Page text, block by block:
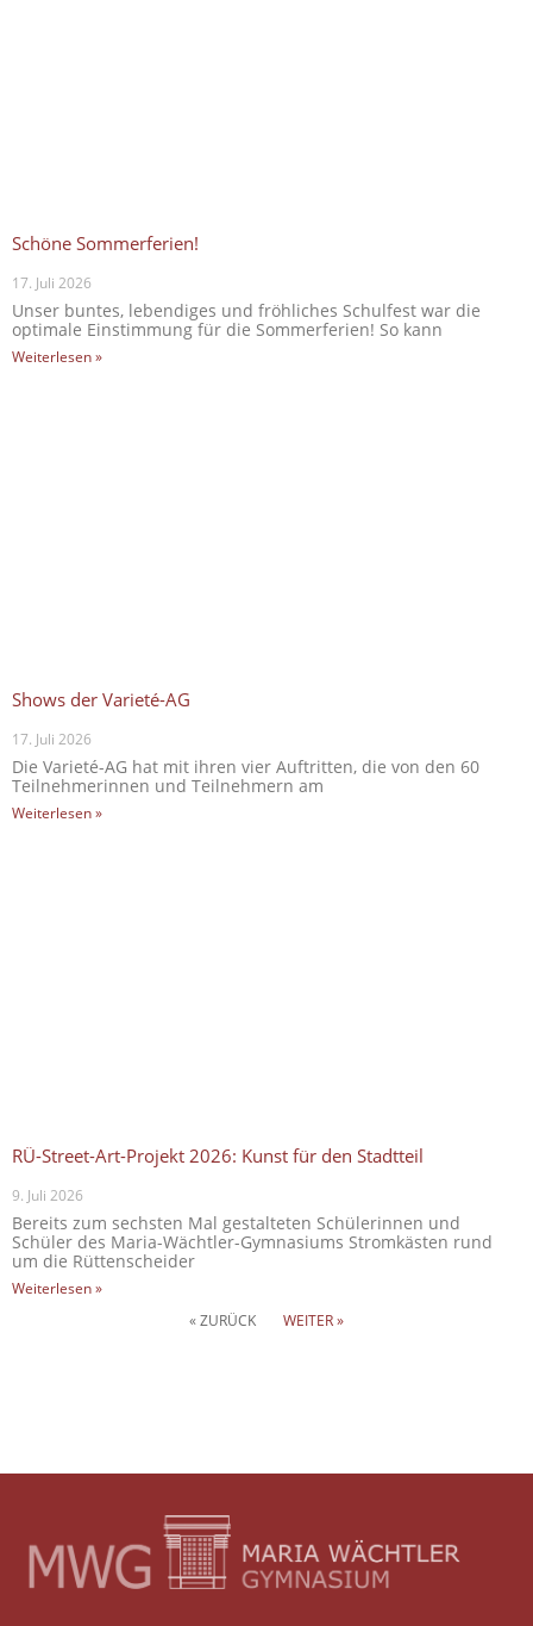
Schöne Sommerferien!
17. Juli 2026
Unser buntes, lebendiges und fröhliches Schulfest war die
optimale Einstimmung für die Sommerferien! So kann
Weiterlesen »
Shows der Varieté-AG
17. Juli 2026
Die Varieté-AG hat mit ihren vier Auftritten, die von den 60
Teilnehmerinnen und Teilnehmern am
Weiterlesen »
RÜ-Street-Art-Projekt 2026: Kunst für den Stadtteil
9. Juli 2026
Bereits zum sechsten Mal gestalteten Schülerinnen und
Schüler des Maria-Wächtler-Gymnasiums Stromkästen rund
um die Rüttenscheider
Weiterlesen »
« ZURÜCK
WEITER »